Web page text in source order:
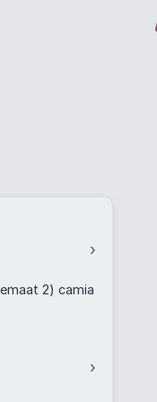
›
2) camia
›